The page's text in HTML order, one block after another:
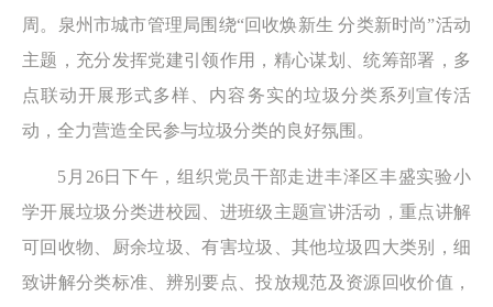
周。泉州市城市管理局围绕“回收焕新生 分类新时尚”活动
主题，充分发挥党建引领作用，精心谋划、统筹部署，多
点联动开展形式多样、内容务实的垃圾分类系列宣传活
动，全力营造全民参与垃圾分类的良好氛围。
5月26日下午，组织党员干部走进丰泽区丰盛实验小
学开展垃圾分类进校园、进班级主题宣讲活动，重点讲解
可回收物、厨余垃圾、有害垃圾、其他垃圾四大类别，细
致讲解分类标准、辨别要点、投放规范及资源回收价值，